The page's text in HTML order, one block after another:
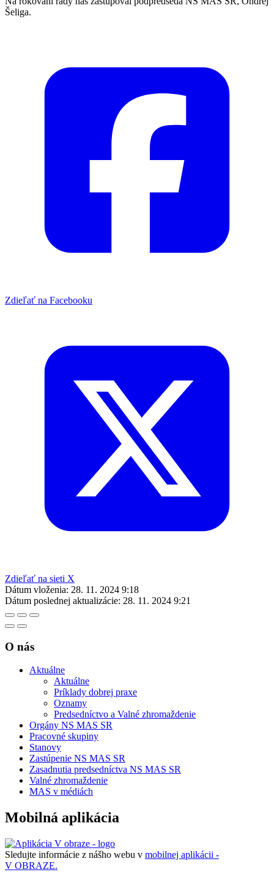
Šeliga.
Zdieľať na Facebooku
Zdieľať na sieti X
Dátum vloženia: 28. 11. 2024 9:18
Dátum poslednej aktualizácie: 28. 11. 2024 9:21
O nás
Aktuálne
Aktuálne
Príklady dobrej praxe
Oznamy
Predsedníctvo a Valné zhromaždenie
Orgány NS MAS SR
Pracovné skupiny
Stanovy
Zastúpenie NS MAS SR
Zasadnutia predsedníctva NS MAS SR
Valné zhromaždenie
MAS v médiách
Mobilná aplikácia
Sledujte informácie z nášho webu v mobilnej aplikácii -
V OBRAZE.